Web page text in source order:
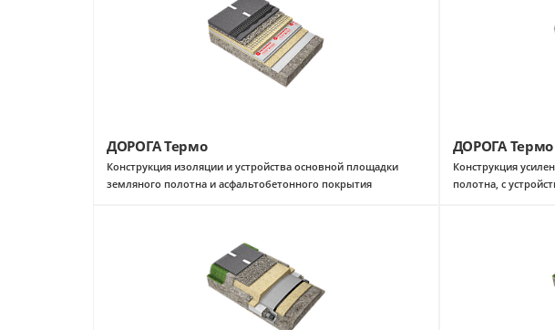
ДОРОГА Термо
Конструкция изоляции и устройства основной площадки
земляного полотна и асфальтобетонного покрытия
ДОРОГА
Конструкция
полотна, с